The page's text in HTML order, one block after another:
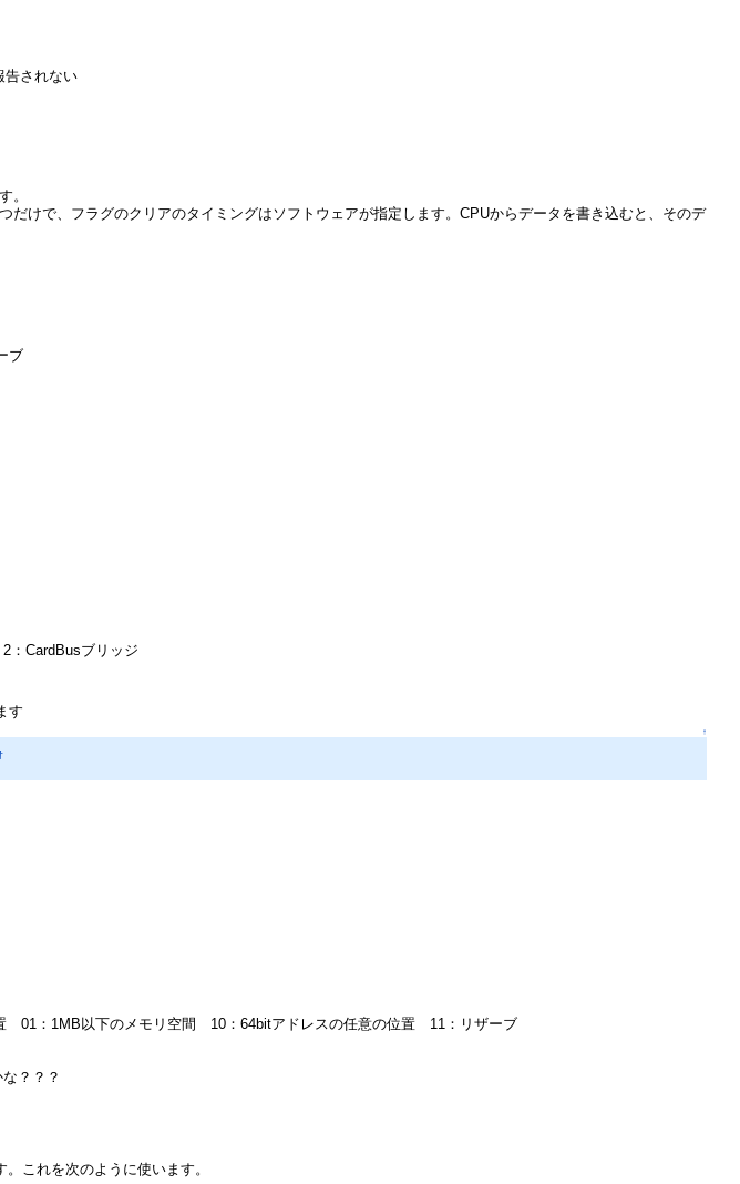
されない
。
けで、フラグのクリアのタイミングはソフトウェアが指定します。CPUからデータを書き込むと、そのデ
ブ
CardBusブリッジ
す
↑
01：1MB以下のメモリ空間 10：64bitアドレスの任意の位置 11：リザーブ
？？？
これを次のように使います。